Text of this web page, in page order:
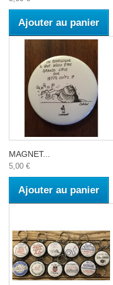
Ajouter au panier
MAGNET...
5,00 €
Ajouter au panier